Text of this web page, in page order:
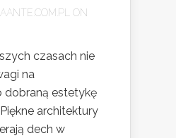
ON
czasach nie
na
dobraną estetykę
architektury
dech w